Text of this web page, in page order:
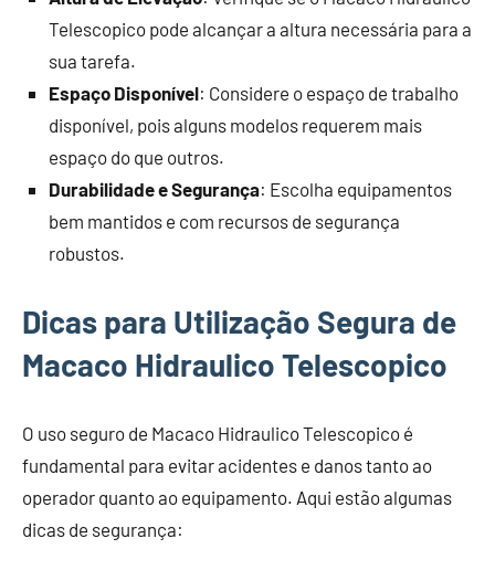
Telescopico pode alcançar a altura necessária para a
sua tarefa.
Espaço Disponível: Considere o espaço de trabalho
disponível, pois alguns modelos requerem mais
espaço do que outros.
Durabilidade e Segurança: Escolha equipamentos
bem mantidos e com recursos de segurança
robustos.
Dicas para Utilização Segura de
Macaco Hidraulico Telescopico
O uso seguro de Macaco Hidraulico Telescopico é
fundamental para evitar acidentes e danos tanto ao
operador quanto ao equipamento. Aqui estão algumas
dicas de segurança: